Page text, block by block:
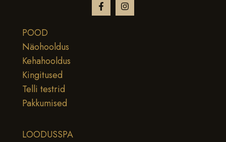
POOD
Näohooldus
Kehahooldus
Kingitused
Telli testrid
Pakkumised
LOODUSSPA